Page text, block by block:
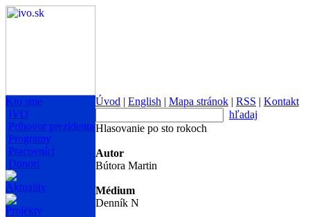
Kto sme
IVO
Príhovor prezidenta
Programy
Pracovníci
Donori
Aktuality
Projekty
Úvod | English | Mapa stránok | RSS | Kontakt
hľadaj
Hlasovanie po sto rokoch
Autor
Bútora Martin
Médium
Denník N